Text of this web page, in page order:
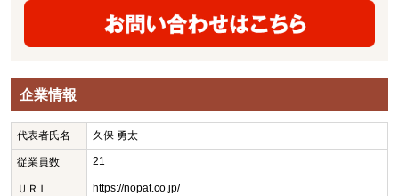
企業情報
代表者氏名 久保 勇太
従業員数 21
ＵＲＬ https://nopat.co.jp/